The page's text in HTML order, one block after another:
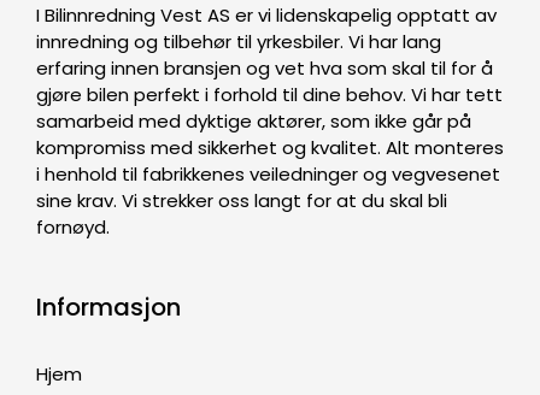
I Bilinnredning Vest AS er vi lidenskapelig opptatt av
innredning og tilbehør til yrkesbiler. Vi har lang
erfaring innen bransjen og vet hva som skal til for å
gjøre bilen perfekt i forhold til dine behov. Vi har tett
samarbeid med dyktige aktører, som ikke går på
kompromiss med sikkerhet og kvalitet. Alt monteres
i henhold til fabrikkenes veiledninger og vegvesenet
sine krav. Vi strekker oss langt for at du skal bli
fornøyd.
Informasjon
Hjem